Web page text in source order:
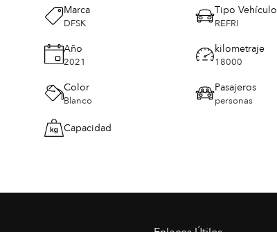
Marca
DFSK
Tipo Vehículo
REFRI
Año
2021
kilometraje
18000
Color
Blanco
Pasajeros
personas
Capacidad